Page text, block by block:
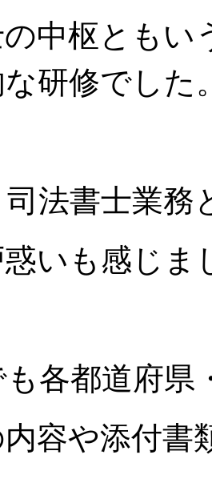
中枢ともい
研修でした
法書士業務
いも感じま
各都道府県
容や添付書